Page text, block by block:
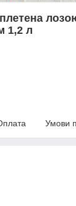
1,2 л
Умови